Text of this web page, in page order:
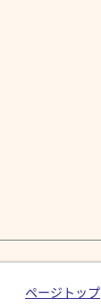
ページトップ